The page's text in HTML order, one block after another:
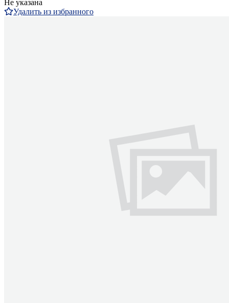
Не указана
Удалить из избранного